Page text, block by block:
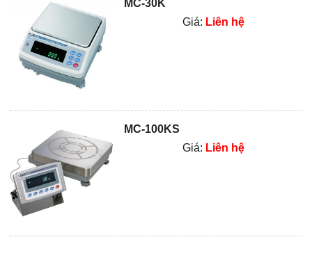
MC-30K
Giá: Liên hệ
MC-100KS
Giá: Liên hệ